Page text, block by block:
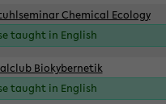
Chemical Ecology
taught in English
Biokybernetik
taught in English